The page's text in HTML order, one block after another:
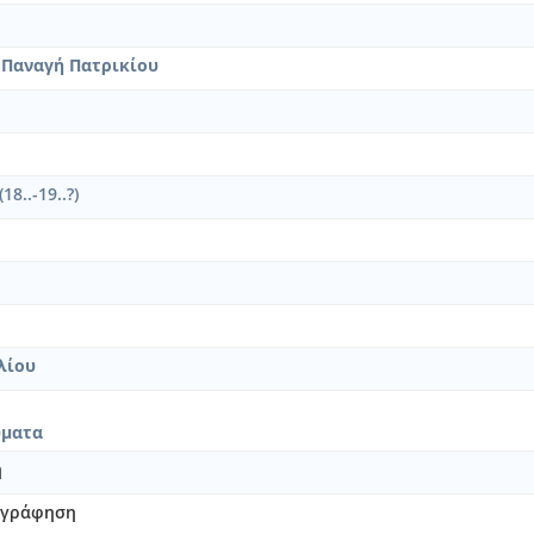
Πατρικίου
19..?)